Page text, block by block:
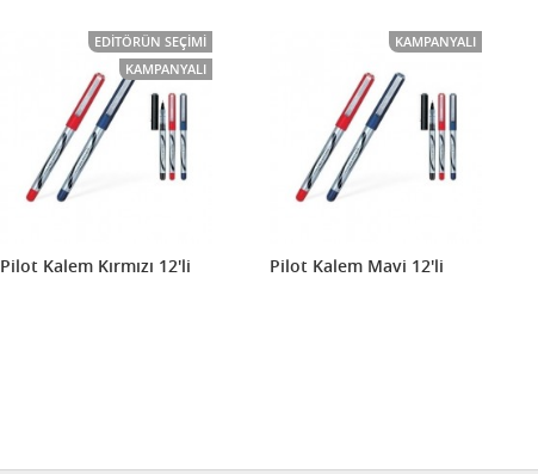
EDITÖRÜN SEÇIMI
KAMPANYALI
Pilot Kalem Kırmızı 12'li
KAMPANYALI
Pilot Kalem Mavi 12'li